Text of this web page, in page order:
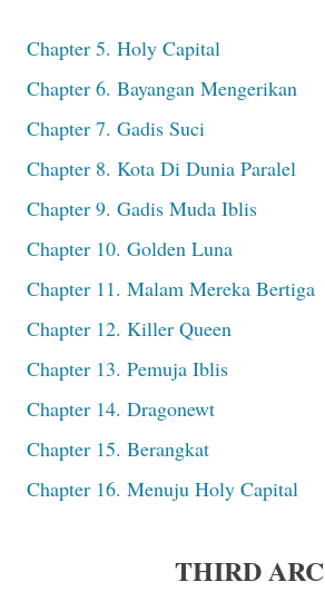
Chapter 5. Holy Capital
Chapter 6. Bayangan Mengerikan
Chapter 7. Gadis Suci
Chapter 8. Kota Di Dunia Paralel
Chapter 9. Gadis Muda Iblis
Chapter 10. Golden Luna
Chapter 11. Malam Mereka Bertiga
Chapter 12. Killer Queen
Chapter 13. Pemuja Iblis
Chapter 14. Dragonewt
Chapter 15. Berangkat
Chapter 16. Menuju Holy Capital
THIRD ARC